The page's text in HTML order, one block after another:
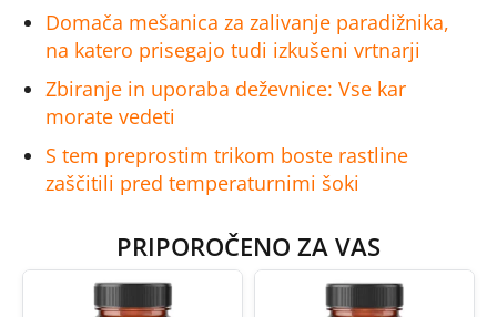
Domača mešanica za zalivanje paradižnika,
na katero prisegajo tudi izkušeni vrtnarji
Zbiranje in uporaba deževnice: Vse kar
morate vedeti
S tem preprostim trikom boste rastline
zaščitili pred temperaturnimi šoki
PRIPOROČENO ZA VAS